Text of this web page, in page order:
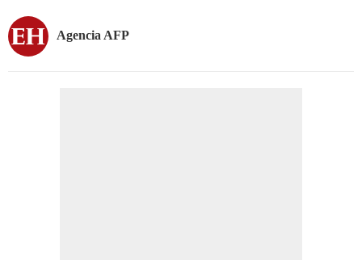
Agencia AFP